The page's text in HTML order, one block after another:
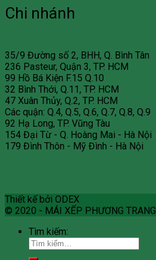
Chi nhánh
35/9 Đường số 2, BHH, Q. Bình Tân
236 Pasteur, Quận 3, TP. HCM
99 Hồ Bá Kiện F.15 Q.10
32 Bình Thới, Q.11, TP. HCM
47 Xuân Thủy, Q.2, TP. HCM
Các quận: Q.4, Q.5, Q.6, Q.7, Q.8, Q.9
92 Hạ Long, TP. Vũng Tàu
154 Đại Từ - Q. Hoàng Mai - Hà Nội
179 Đình Thôn - Mỹ Đình - Hà Nội
Thiết kế bởi ODEX
© 2020 - MÁI XẾP PHƯƠNG TRANG
Tìm kiếm: